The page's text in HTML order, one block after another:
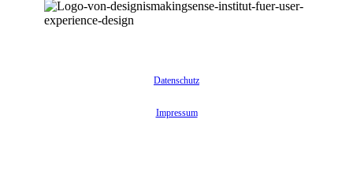
Datenschutz
Impressum